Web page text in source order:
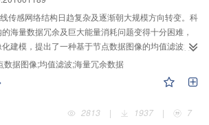
上，能够为每个虚拟机产生独立身份标识，向验证者
简化了对虚拟机的验证流程。
传感网络结构日趋复杂及逐渐朝大规模方向转变。科
海量数据冗余及巨大能量消耗问题变得十分困难，
建模，提出了一种基于节点数据图像的均值滤波算
感网中的冗余数据量及能量消耗。首先从传感网的
之间的位置关系进行节点分簇并标记簇头节点，然后
信息进行图像化建模，建模完成后以各簇簇头节点
像化后的簇内节点进行均值滤波，从而将簇内节点
点，活跃节点为传感网提供有效数据而休眠节点提供
数据图像;均值滤波;海量冗余数据
2813
| 1937 | 7